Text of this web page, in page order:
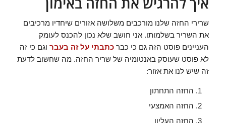
שרירי החזה שלנו מורכבים משלושה אזורים שיחדיו מרכיבים
את השריר בשלמותו. אני חושב שלא נכון להכנס לעומק
העניינים פוסט הזה גם כי כבר כתבתי על זה בעברוגם כי זה
לא פוסט שעוסק באנטומיה של שריר החזה. מה שחשוב לדעת
זה שיש לנו את אזור:
החזה התחתון
החזה האמצעי
החזה העליון